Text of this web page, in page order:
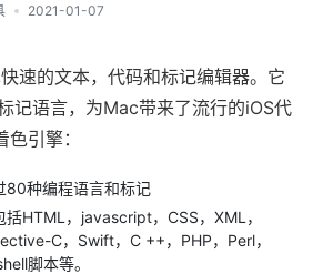
2021-01-07
速的文本，代码和标记编辑器。它
记语言，为Mac带来了流行的iOS代
引擎：
80种编程语言和标记
括HTML，javascript，CSS，XML，
C，Swift，C ++，PHP，Perl，
脚本等。